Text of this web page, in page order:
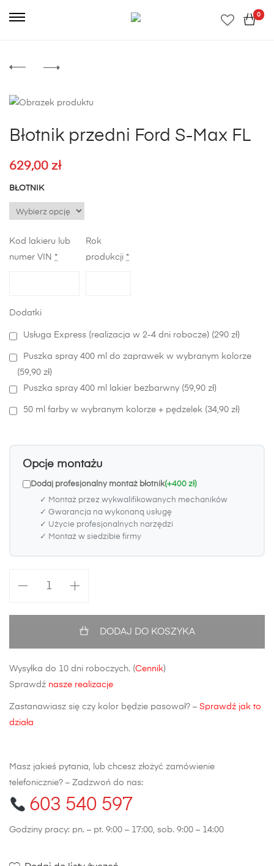
0
Błotnik przedni Ford S-Max FL
629,00 zł
BŁOTNIK
Kod lakieru lub
numer VIN *
Rok
produkcji *
Dodatki
Usługa Express (realizacja w 2-4 dni robocze) (290 zł)
Puszka spray 400 ml do zaprawek w wybranym kolorze
(59,90 zł)
Puszka spray 400 ml lakier bezbarwny (59,90 zł)
50 ml farby w wybranym kolorze + pędzelek (34,90 zł)
Opcje montażu
Dodaj profesjonalny montaż błotnik(+400 zł)
✓ Montaż przez wykwalifikowanych mechaników
✓ Gwarancja na wykonaną usługę
✓ Użycie profesjonalnych narzędzi
✓ Montaż w siedzibie firmy
FL
DODAJ DO KOSZYKA
Wysyłka do 10 dni roboczych. (Cennik)
Sprawdź nasze realizacje
Zastanawiasz się czy kolor będzie pasował? – Sprawdź jak to
działa
Masz jakieś pytania, lub chcesz złożyć zamówienie
telefonicznie? – Zadzwoń do nas:
603 540 597
Godziny pracy: pn. – pt. 9:00 – 17:00, sob. 9:00 – 14:00